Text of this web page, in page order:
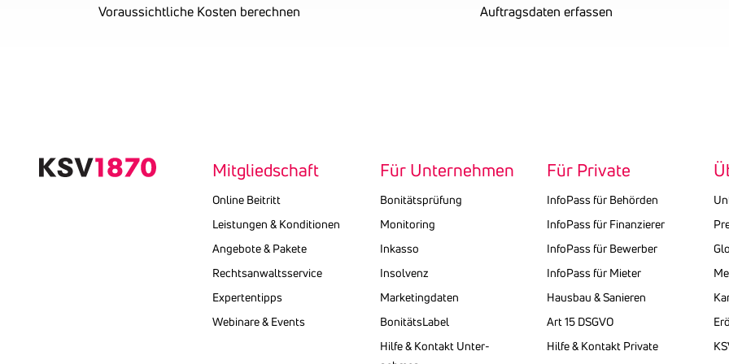
Voraussichtliche Kosten berechnen Auftragsdaten erfassen
Mitgliedschaft
Online Beitritt
Leistungen & Konditionen
Angebote & Pakete
Rechtsanwaltsservice
Expertentipps
Webinare & Events
Für Unternehmen
Bonitätsprüfung
Monitoring
Inkasso
Insolvenz
Marketingdaten
BonitätsLabel
Hilfe & Kontakt Unter­
Für Private
InfoPass für Behörden
InfoPass für Finanzierer
InfoPass für Bewerber
InfoPass für Mieter
Hausbau & Sanieren
Art 15 DSGVO
Hilfe & Kontakt Private